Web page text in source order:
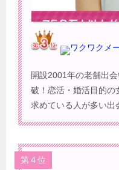
ワクワクメ
開設2001年の老舗出
破！恋活・婚活目的の
求めている人が多い出
第４位